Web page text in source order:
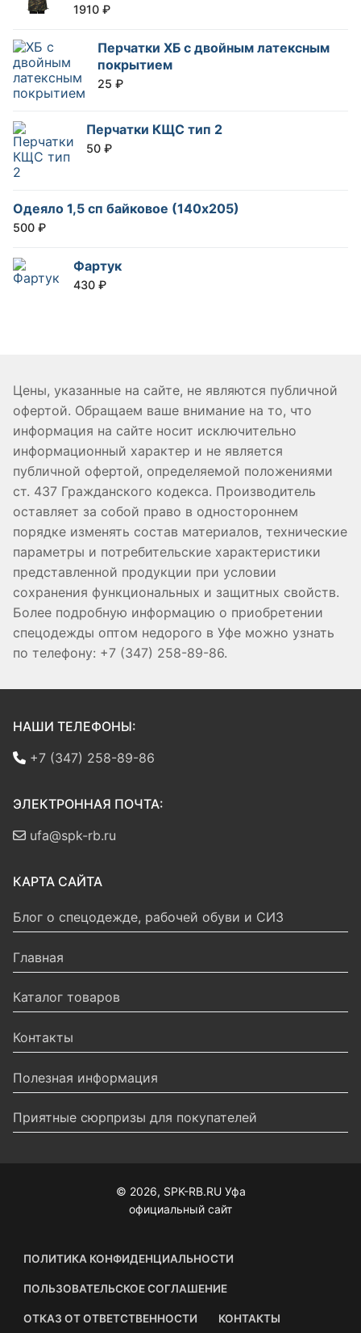
1910 ₽
Перчатки ХБ с двойным латексным
покрытием
25 ₽
Перчатки КЩС тип 2
50 ₽
Одеяло 1,5 сп байковое (140х205)
500 ₽
Фартук
430 ₽
Цены, указанные на сайте, не являются публичной
офертой. Обращаем ваше внимание на то, что
информация на сайте носит исключительно
информационный характер и не является
публичной офертой, определяемой положениями
ст. 437 Гражданского кодекса. Производитель
оставляет за собой право в одностороннем
порядке изменять состав материалов, технические
параметры и потребительские характеристики
представленной продукции при условии
сохранения функциональных и защитных свойств.
Более подробную информацию о приобретении
спецодежды оптом недорого в Уфе можно узнать
по телефону: +7 (347) 258-89-86.
НАШИ ТЕЛЕФОНЫ:
+7 (347) 258-89-86
ЭЛЕКТРОННАЯ ПОЧТА:
ufa@spk-rb.ru
КАРТА САЙТА
Блог о спецодежде, рабочей обуви и СИЗ
Главная
Каталог товаров
Контакты
Полезная информация
Приятные сюрпризы для покупателей
© 2026, SPK-RB.RU Уфа
официальный сайт
ПОЛИТИКА КОНФИДЕНЦИАЛЬНОСТИ
ПОЛЬЗОВАТЕЛЬСКОЕ СОГЛАШЕНИЕ
ОТКАЗ ОТ ОТВЕТСТВЕННОСТИ КОНТАКТЫ